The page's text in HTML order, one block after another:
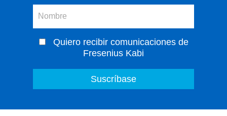
Quiero recibir comunicaciones de
Fresenius Kabi